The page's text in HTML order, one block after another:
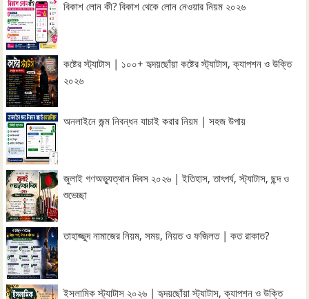
বিকাশ লোন কী? বিকাশ থেকে লোন নেওয়ার নিয়ম ২০২৬
কষ্টের স্ট্যাটাস | ১০০+ হৃদয়ছোঁয়া কষ্টের স্ট্যাটাস, ক্যাপশন ও উক্তি
২০২৬
অনলাইনে জন্ম নিবন্ধন যাচাই করার নিয়ম | সহজ উপায়
জুলাই গণঅভ্যুত্থান দিবস ২০২৬ | ইতিহাস, তাৎপর্য, স্ট্যাটাস, ছন্দ ও
শুভেচ্ছা
তাহাজ্জুদ নামাজের নিয়ম, সময়, নিয়ত ও ফজিলত | কত রাকাত?
ইসলামিক স্ট্যাটাস ২০২৬ | হৃদয়ছোঁয়া স্ট্যাটাস, ক্যাপশন ও উক্তি